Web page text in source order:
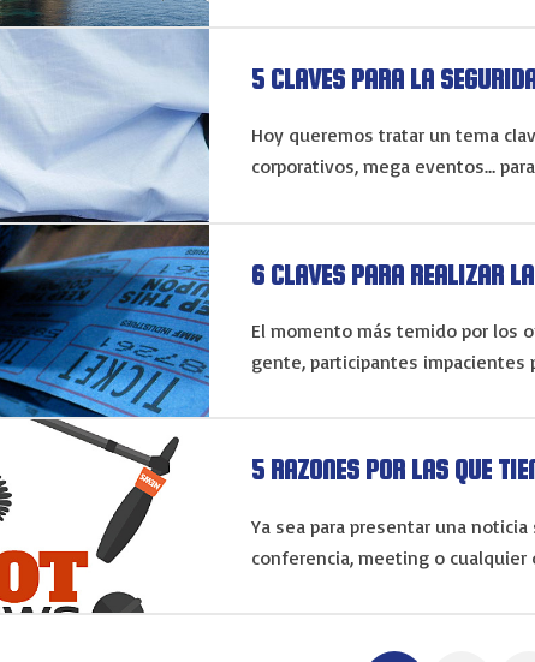
5 CLAVES PARA LA
Hoy queremos tratar un tema
corporativos, mega eventos…
6 CLAVES PARA REALIZAR
El momento más temido por los
gente, participantes impacientes
5 RAZONES POR LAS QUE
Ya sea para presentar una
conferencia, meeting o cualquier